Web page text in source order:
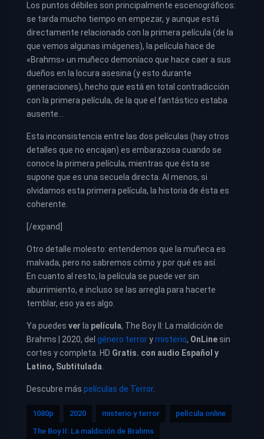
Los puntos débiles son principalmente escenográficos:
se tarda mucho tiempo en empezar, y aunque está
directamente relacionado con la primera película (de la
que vemos algunas imágenes), la película hace de
«Brahms» un muñeco demoníaco que hace caer a sus
dueños en la locura asesina (y esto durante
generaciones), hecho que está en total contradicción
con la primera película, de la que el fantástico estaba
ausente…
Esta inconsistencia entre las dos películas (hay otros
detalles que no encajan) es embarazosa cuando se
conoce la primera película, mientras que ésta se
supone que es una secuela directa. Al menos, si
olvidamos esta primera película, la historia de ésta es
coherente.
[/expand]
Otro detalle molesto: entendemos que la muñeca es
malvada, pero no sabremos cómo y por qué es así.
En cuanto al resto, la película se puede ver sin
aburrimiento, e incluso se las arregla para hacerte
temblar, eso ya es algo.
Ya puedes ver la película, The Boy II: La maldición de
Brahms | 2020, del género terrorymisterio, OnLine sin
cortes y completa. HD Gratis. con audio Español y
Latino, Subtitulada
Descubre más películas de Terror.
1080p 2020 misterio y terror
película online
The Boy II: La maldición de Brahms